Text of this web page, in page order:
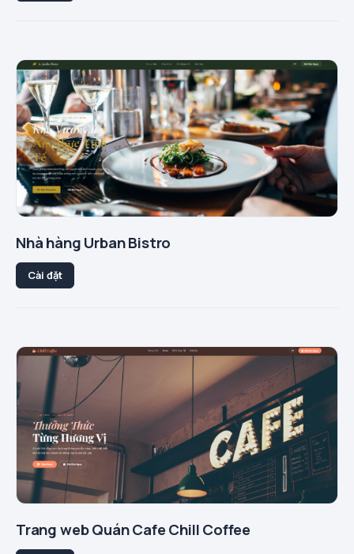
Nhà hàng Urban Bistro
Cài đặt
Trang web Quán Cafe Chill Coffee